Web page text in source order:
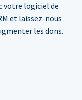
votre logiciel de
et laissez-nous
les dons.